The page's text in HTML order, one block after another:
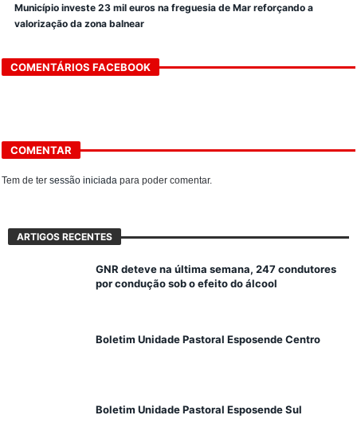
Município investe 23 mil euros na freguesia de Mar reforçando a
valorização da zona balnear
COMENTÁRIOS FACEBOOK
COMENTAR
Tem de tersessão iniciada para poder comentar.
ARTIGOS RECENTES
GNR deteve na última semana, 247 condutores
por condução sob o efeito do álcool
Boletim Unidade Pastoral Esposende Centro
Boletim Unidade Pastoral Esposende Sul